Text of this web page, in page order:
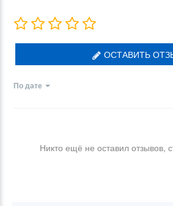
ОСТАВИТЬ
По дате
Никто ещё не оставил отзывов,